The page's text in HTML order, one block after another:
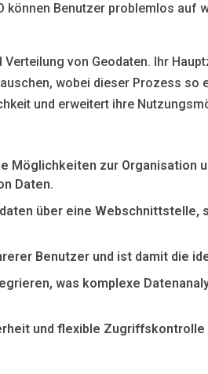
können Benutzer problemlos
von Geodaten. Ihr
wobei dieser Prozess
und erweitert ihre
Möglichkeiten zur Organisation
Daten.
über eine
Benutzer und ist damit die
was komplexe
und flexible